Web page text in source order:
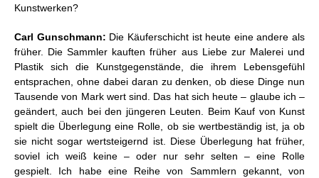
Kunstwerken?
Carl Gunschmann: Die Käuferschicht ist heute eine andere als
früher. Die Sammler kauften früher aus Liebe zur Malerei und
Plastik sich die Kunstgegenstände, die ihrem Lebensgefühl
entsprachen, ohne dabei daran zu denken, ob diese Dinge nun
Tausende von Mark wert sind. Das hat sich heute – glaube ich –
geändert, auch bei den jüngeren Leuten. Beim Kauf von Kunst
spielt die Überlegung eine Rolle, ob sie wertbeständig ist, ja ob
sie nicht sogar wertsteigernd ist. Diese Überlegung hat früher,
soviel ich weiß keine – oder nur sehr selten – eine Rolle
gespielt. Ich habe eine Reihe von Sammlern gekannt, von